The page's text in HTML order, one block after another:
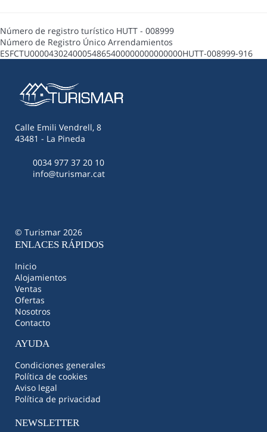
Número de registro turístico HUTT - 008999
Número de Registro Único Arrendamientos
ESFCTU00004302400054865400000000000000HUTT-008999-916
Calle Emili Vendrell, 8
43481 - La Pineda
0034 977 37 20 10
info@turismar.cat
© Turismar 2026
ENLACES RÁPIDOS
Inicio
Alojamientos
Ventas
Ofertas
Nosotros
Contacto
AYUDA
Condiciones generales
Política de cookies
Aviso legal
Política de privacidad
NEWSLETTER